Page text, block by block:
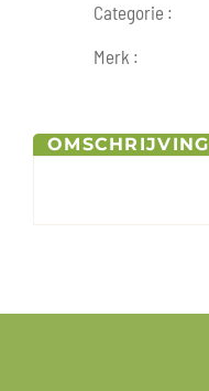
Categorie :
Merk :
OMSCHRIJVING